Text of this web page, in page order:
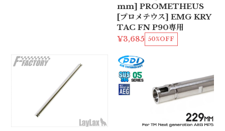
mm] PROMETHEUS
[プロメテウス] EMG KRY
TAC FN P90専用
¥3,685 50%OFF